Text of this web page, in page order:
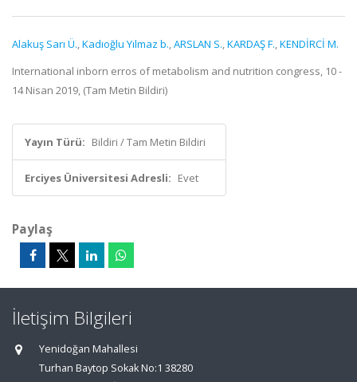
Alakuş Sarı Ü.,Kadıoğlu Yılmaz b.,ARSLAN S.,KARDAŞ F.,KENDİRCİ M.
International inborn erros of metabolism and nutrition congress, 10 -
14 Nisan 2019, (Tam Metin Bildiri)
Yayın Türü: Bildiri / Tam Metin Bildiri
Erciyes Üniversitesi Adresli: Evet
Paylaş
İletişim Bilgileri
Yenidoğan Mahallesi
Turhan Baytop Sokak No:1 38280